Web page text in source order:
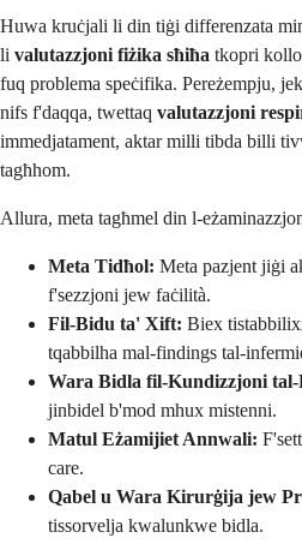
Huwa kruċjali li din tiġi differenzata
li valutazzjoni fiżika sħiħa tkopri
fuq problema speċifika. Pereżempju,
nifs f'daqqa, twettaq valutazzjoni
immedjatament, aktar milli tibda billi
tagħhom.
Allura, meta tagħmel din l-
Meta Tidħol: Meta pazjent jiġi
f'sezzjoni jew faċilità.
Fil-Bidu ta' Xift: Biex
tqabbilha mal-findings tal-
Wara Bidla fil-Kundizzjoni tal-
jinbidel b'mod mhux mistenni.
Matul Eżamijiet Annwali:
care.
Qabel u Wara Kirurġija jew
tissorvelja kwalunkwe bidla.